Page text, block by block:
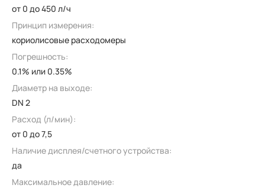
от 0 до 450 л/ч
Принцип измерения:
кориолисовые расходомеры
Погрешность:
0.1% или 0.35%
Диаметр на выходе:
DN 2
Расход (л/мин):
от 0 до 7,5
Наличие дисплея/счетного устройства:
да
Максимальное давление: